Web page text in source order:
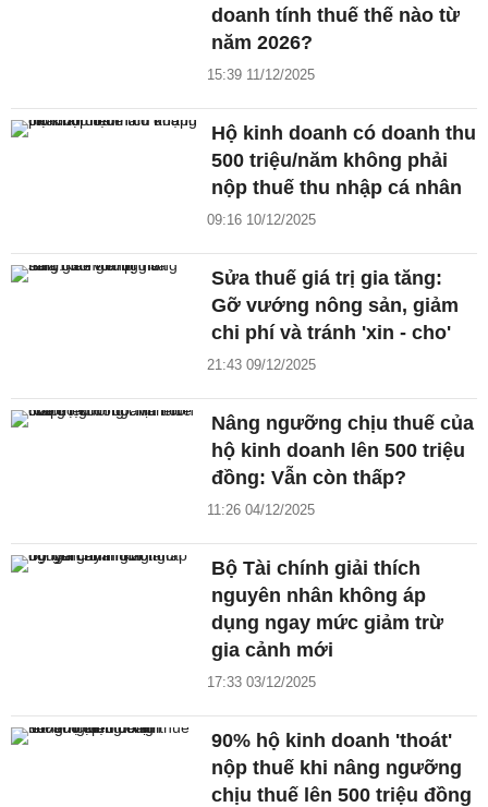
doanh tính thuế thế nào từ
năm 2026?
15:39 11/12/2025
Hộ kinh doanh có doanh thu
500 triệu/năm không phải
nộp thuế thu nhập cá nhân
09:16 10/12/2025
Sửa thuế giá trị gia tăng:
Gỡ vướng nông sản, giảm
chi phí và tránh 'xin - cho'
21:43 09/12/2025
Nâng ngưỡng chịu thuế của
hộ kinh doanh lên 500 triệu
đồng: Vẫn còn thấp?
11:26 04/12/2025
Bộ Tài chính giải thích
nguyên nhân không áp
dụng ngay mức giảm trừ
gia cảnh mới
17:33 03/12/2025
90% hộ kinh doanh 'thoát'
nộp thuế khi nâng ngưỡng
chịu thuế lên 500 triệu đồng